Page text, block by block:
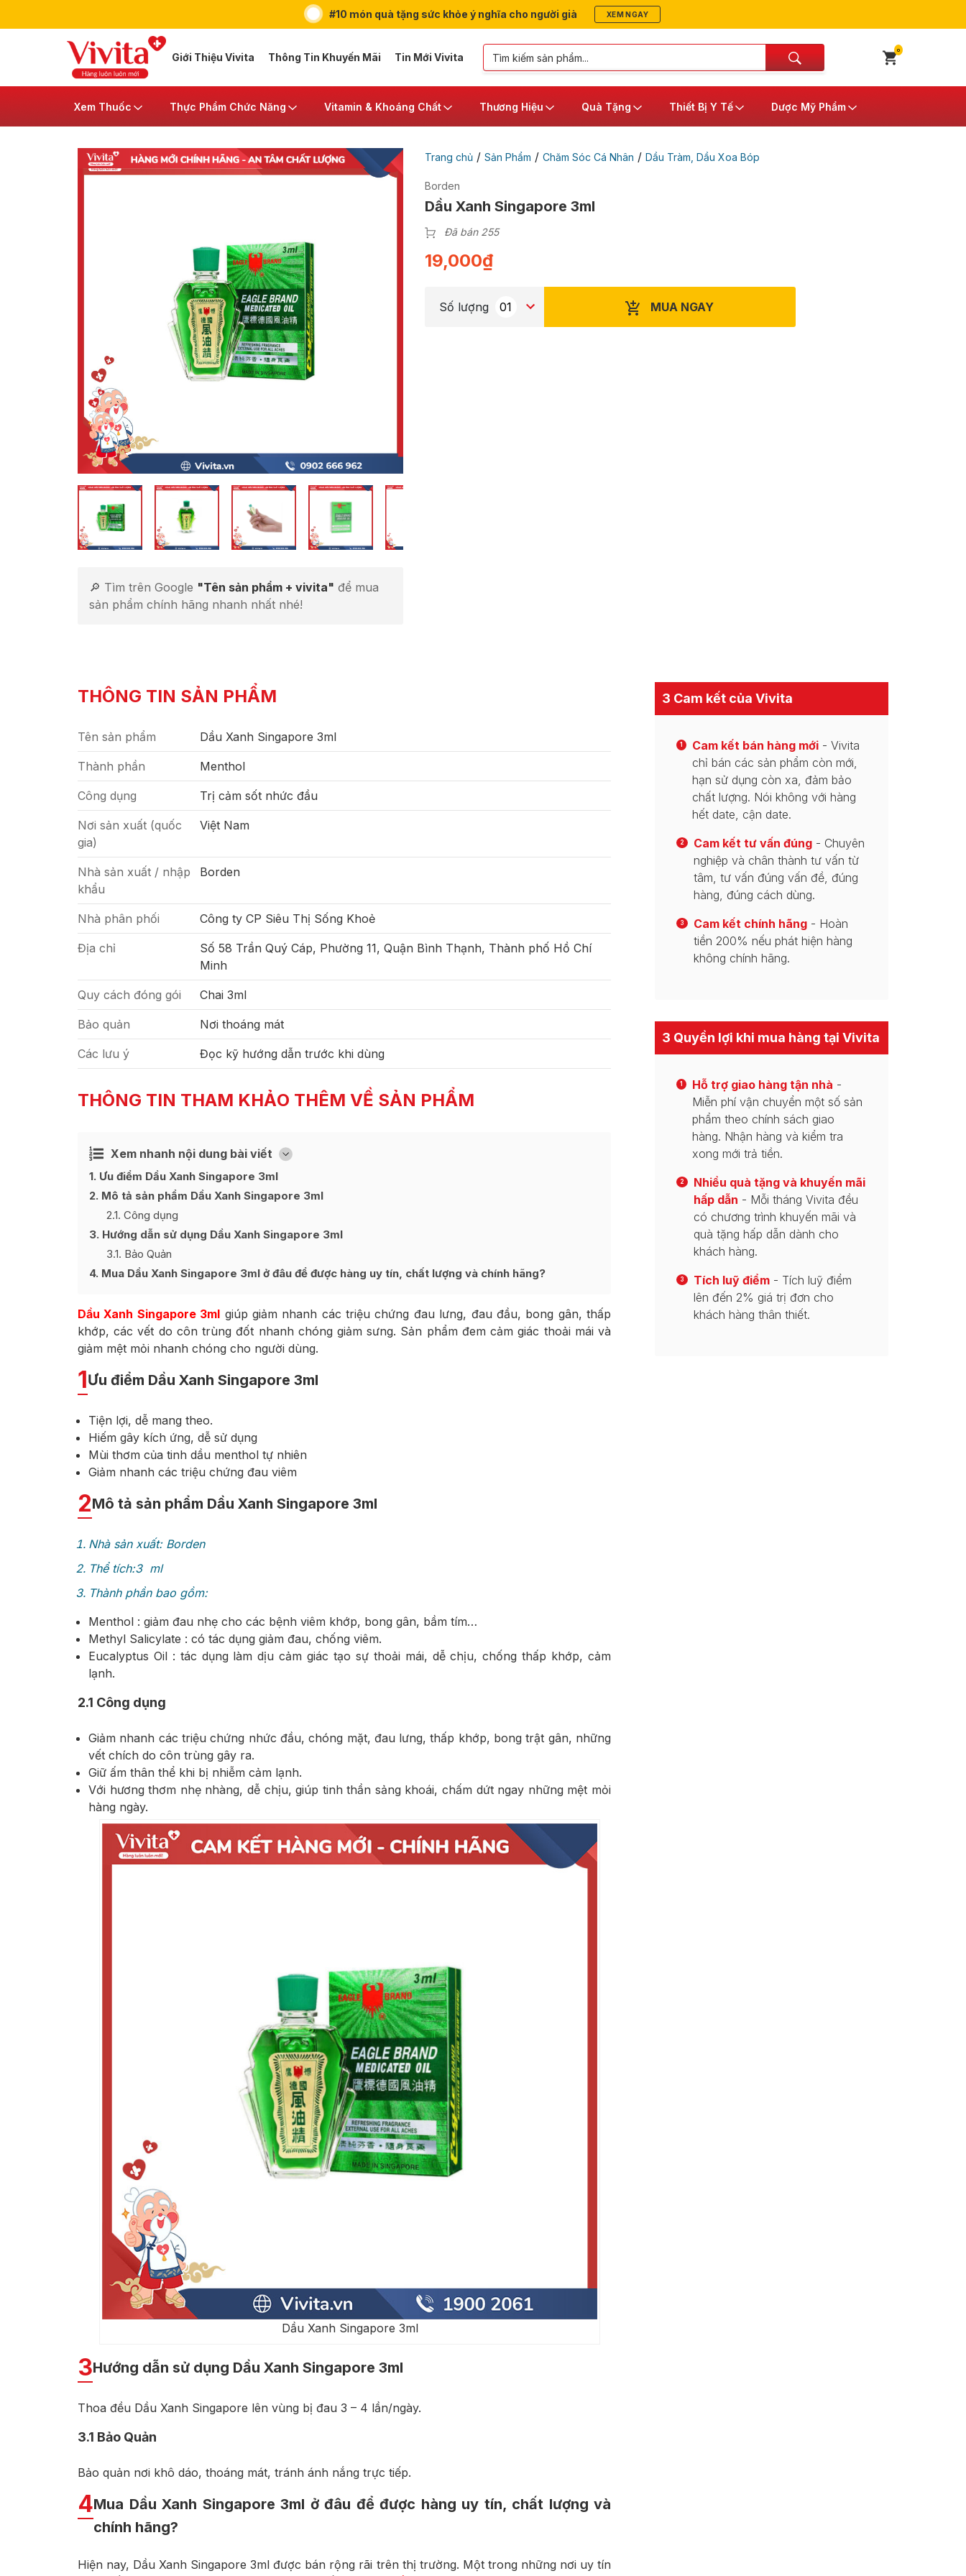
#10 món quà tặng sức khỏe ý nghĩa cho người già XEM NGAY
Giới Thiệu Vivita Thông Tin Khuyến Mãi Tin Mới Vivita
0
Xem Thuốc Thực Phẩm Chức Năng Vitamin & Khoáng Chất Thương Hiệu Quà Tặng Thiết Bị Y Tế Dược Mỹ Phẩm
🔎 Tìm trên Google "Tên sản phẩm + vivita" để mua
sản phẩm chính hãng nhanh nhất nhé!
Trang chủ/ Sản Phẩm / Chăm Sóc Cá Nhân / Dầu Tràm, Dầu Xoa Bóp
Borden
Dầu Xanh Singapore 3ml
Đã bán 255
19,000₫
Số lượng MUA NGAY
THÔNG TIN SẢN PHẨM
Tên sản phẩm Dầu Xanh Singapore 3ml
Thành phần Menthol
Công dụng Trị cảm sốt nhức đầu
Nơi sản xuất (quốc
gia)
Việt Nam
Nhà sản xuất / nhập
khẩu
Borden
Nhà phân phối Công ty CP Siêu Thị Sống Khoẻ
Địa chỉ
Số 58 Trần Quý Cáp, Phường 11, Quận Bình Thạnh, Thành phố Hồ Chí
Minh
Quy cách đóng gói Chai 3ml
Bảo quản Nơi thoáng mát
Các lưu ý Đọc kỹ hướng dẫn trước khi dùng
THÔNG TIN THAM KHẢO THÊM VỀ SẢN PHẨM
Xem nhanh nội dung bài viết [
Ẩn
1 Ưu điểm Dầu Xanh Singapore 3ml
2 Mô tả sản phẩm Dầu Xanh Singapore 3ml
2.1 Công dụng
3 Hướng dẫn sử dụng Dầu Xanh Singapore 3ml
3.1 Bảo Quản
4 Mua Dầu Xanh Singapore 3ml ở đâu để được hàng uy tín, chất lượng và chính hãng?
Dầu Xanh Singapore 3ml giúp giảm nhanh các triệu chứng đau lưng, đau đầu, bong gân, thấp
khớp, các vết do côn trùng đốt nhanh chóng giảm sưng. Sản phẩm đem cảm giác thoải mái và
giảm mệt mỏi nhanh chóng cho người dùng.
1Ưu điểm Dầu Xanh Singapore 3ml
Tiện lợi, dễ mang theo.
Hiếm gây kích ứng, dễ sử dụng
Mùi thơm của tinh dầu menthol tự nhiên
Giảm nhanh các triệu chứng đau viêm
2Mô tả sản phẩm Dầu Xanh Singapore 3ml
Nhà sản xuất: Borden
Thể tích:3 ml
Thành phần bao gồm:
Menthol : giảm đau nhẹ cho các bệnh viêm khớp, bong gân, bầm tím…
Methyl Salicylate : có tác dụng giảm đau, chống viêm.
Eucalyptus Oil : tác dụng làm dịu cảm giác tạo sự thoải mái, dễ chịu, chống thấp khớp, cảm
lạnh.
2.1 Công dụng
Giảm nhanh các triệu chứng nhức đầu, chóng mặt, đau lưng, thấp khớp, bong trật gân, những
vết chích do côn trùng gây ra.
Giữ ấm thân thể khi bị nhiễm cảm lạnh.
Với hương thơm nhẹ nhàng, dễ chịu, giúp tinh thần sảng khoái, chấm dứt ngay những mệt mỏi
hàng ngày.
Dầu Xanh Singapore 3ml
3Hướng dẫn sử dụng Dầu Xanh Singapore 3ml
Thoa đều Dầu Xanh Singapore lên vùng bị đau 3 – 4 lần/ngày.
3.1 Bảo Quản
Bảo quản nơi khô dáo, thoáng mát, tránh ánh nắng trực tiếp.
4Mua Dầu Xanh Singapore 3ml ở đâu để được hàng uy tín, chất lượng và
chính hãng?
Hiện nay, Dầu Xanh Singapore 3ml được bán rộng rãi trên thị trường. Một trong những nơi uy tín
3 Cam kết của Vivita
1 Cam kết bán hàng mới - Vivita
chỉ bán các sản phẩm còn mới,
hạn sử dụng còn xa, đảm bảo
chất lượng. Nói không với hàng
hết date, cận date.
2 Cam kết tư vấn đúng - Chuyên
nghiệp và chân thành tư vấn từ
tâm, tư vấn đúng vấn đề, đúng
hàng, đúng cách dùng.
3 Cam kết chính hãng - Hoàn
tiền 200% nếu phát hiện hàng
không chính hãng.
3 Quyền lợi khi mua hàng tại Vivita
1 Hỗ trợ giao hàng tận nhà -
Miễn phí vận chuyển một số sản
phẩm theo chính sách giao
hàng. Nhận hàng và kiểm tra
xong mới trả tiền.
2
Nhiều quà tặng và khuyến mãi
hấp dẫn - Mỗi tháng Vivita đều
có chương trình khuyến mãi và
quà tặng hấp dẫn dành cho
khách hàng.
3 Tích luỹ điểm - Tích luỹ điểm
lên đến 2% giá trị đơn cho
khách hàng thân thiết.